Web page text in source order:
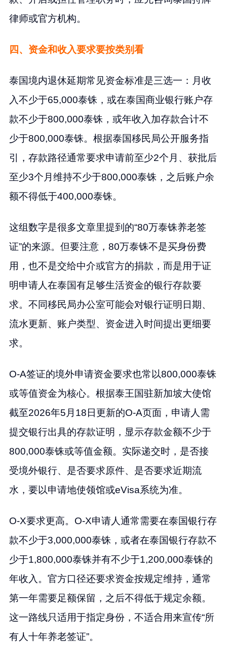
律师或官方机构。
四、资金和收入要求要按类别看
泰国境内退休延期常见资金标准是三选一：月收
入不少于65,000泰铢，或在泰国商业银行账户存
款不少于800,000泰铢，或年收入加存款合计不
少于800,000泰铢。根据泰国移民局公开服务指
引，存款路径通常要求申请前至少2个月、获批后
至少3个月维持不少于800,000泰铢，之后账户余
额不得低于400,000泰铢。
这组数字是很多文章里提到的“80万泰铢养老签
证”的来源。但要注意，80万泰铢不是买身份费
用，也不是交给中介或官方的捐款，而是用于证
明申请人在泰国有足够生活资金的银行存款要
求。不同移民局办公室可能会对银行证明日期、
流水更新、账户类型、资金进入时间提出更细要
求。
O-A签证的境外申请资金要求也常以800,000泰铢
或等值资金为核心。根据泰王国驻新加坡大使馆
截至2026年5月18日更新的O-A页面，申请人需
提交银行出具的存款证明，显示存款金额不少于
800,000泰铢或等值金额。实际递交时，是否接
受境外银行、是否要求原件、是否要求近期流
水，要以申请地使领馆或eVisa系统为准。
O-X要求更高。O-X申请人通常需要在泰国银行存
款不少于3,000,000泰铢，或者在泰国银行存款不
少于1,800,000泰铢并有不少于1,200,000泰铢的
年收入。官方口径还要求资金按规定维持，通常
第一年需要足额保留，之后不得低于规定余额。
这一路线只适用于指定身份，不适合用来宣传“所
有人十年养老签证”。